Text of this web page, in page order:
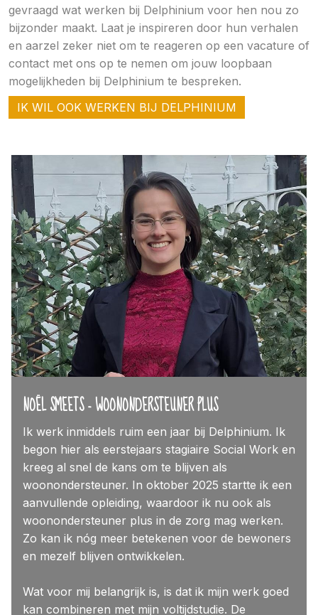
gevraagd wat werken bij Delphinium voor hen nou zo
bijzonder maakt. Laat je inspireren door hun verhalen
en aarzel zeker niet om te reageren op een vacature of
contact met ons op te nemen om jouw loopbaan
mogelijkheden bij Delphinium te bespreken.
IK WIL OOK WERKEN BIJ DELPHINIUM
NOËL SMEETS - WOONONDERSTEUNER PLUS
Ik werk inmiddels ruim een jaar bij Delphinium. Ik
begon hier als eerstejaars stagiaire Social Work en
kreeg al snel de kans om te blijven als
woonondersteuner. In oktober 2025 startte ik een
aanvullende opleiding, waardoor ik nu ook als
woonondersteuner plus in de zorg mag werken.
Zo kan ik nóg meer betekenen voor de bewoners
en mezelf blijven ontwikkelen.
Wat voor mij belangrijk is, is dat ik mijn werk goed
kan combineren met mijn voltijdstudie. De